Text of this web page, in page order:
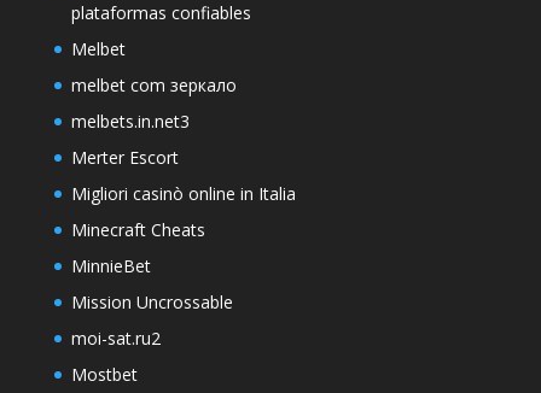
plataformas confiables
Melbet
melbet com зеркало
melbets.in.net3
Merter Escort
Migliori casinò online in Italia
Minecraft Cheats
MinnieBet
Mission Uncrossable
moi-sat.ru2
Mostbet